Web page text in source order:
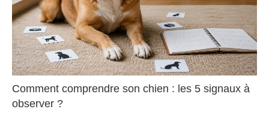
Comment comprendre son chien : les 5 signaux à
observer ?